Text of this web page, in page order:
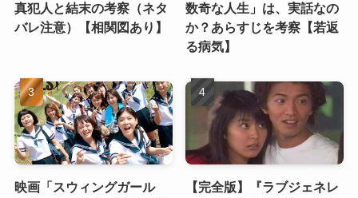
真犯人と結末の考察（ネタ
バレ注意）【相関図あり】
数奇な人生」は、実話なの
か？あらすじを考察【若返
る病気】
映画「スウィングガール
【完全版】『ラブジェネレ